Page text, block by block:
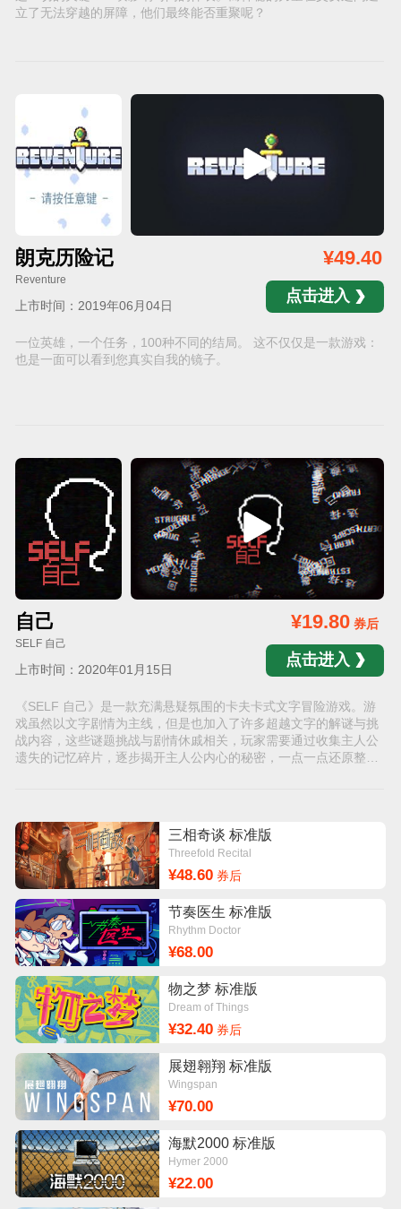
立了无法穿越的屏障，他们最终能否重聚呢？
朗克历险记
Reventure
上市时间：2019年06月04日
¥49.40
点击进入
一位英雄，一个任务，100种不同的结局。 这不仅仅是一款游戏：
也是一面可以看到您真实自我的镜子。
自己
SELF 自己
上市时间：2020年01月15日
¥19.80券后
点击进入
《SELF 自己》是一款充满悬疑氛围的卡夫卡式文字冒险游戏。游
戏虽然以文字剧情为主线，但是也加入了许多超越文字的解谜与挑
战内容，这些谜题挑战与剧情休戚相关，玩家需要通过收集主人公
遗失的记忆碎片，逐步揭开主人公内心的秘密，一点一点还原整个
三相奇谈 标准版
Threefold Recital
¥48.60券后
节奏医生 标准版
Rhythm Doctor
¥68.00
物之梦 标准版
Dream of Things
¥32.40券后
展翅翱翔 标准版
Wingspan
¥70.00
海默2000 标准版
Hymer 2000
¥22.00